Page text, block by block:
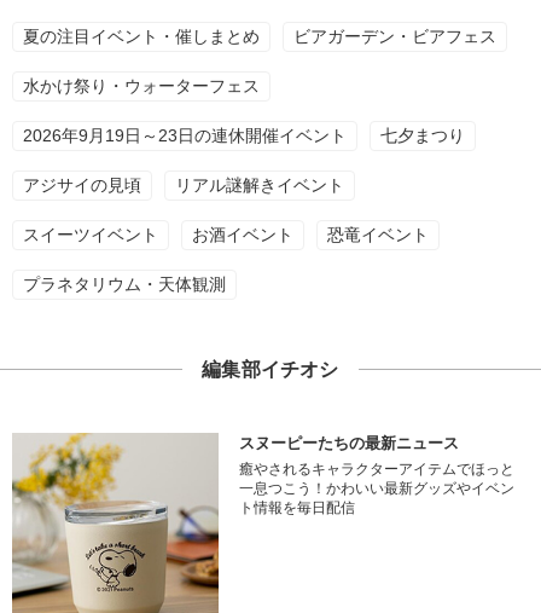
夏の注目イベント・催しまとめ ビアガーデン・ビアフェス
水かけ祭り・ウォーターフェス
2026年9月19日～23日の連休開催イベント 七夕まつり
アジサイの見頃 リアル謎解きイベント
スイーツイベント お酒イベント 恐竜イベント
プラネタリウム・天体観測
編集部イチオシ
スヌーピーたちの最新ニュース
癒やされるキャラクターアイテムでほっと
一息つこう！かわいい最新グッズやイベン
ト情報を毎日配信